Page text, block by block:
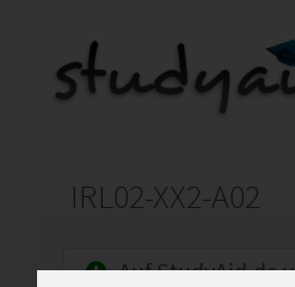
IRL02-XX2-A02
Auf StudyAid.de